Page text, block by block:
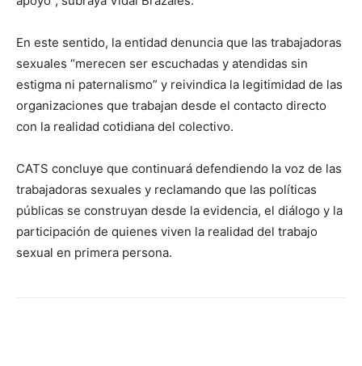
En este sentido, la entidad denuncia que las trabajadoras
sexuales “merecen ser escuchadas y atendidas sin
estigma ni paternalismo” y reivindica la legitimidad de las
organizaciones que trabajan desde el contacto directo
con la realidad cotidiana del colectivo.
CATS concluye que continuará defendiendo la voz de las
trabajadoras sexuales y reclamando que las políticas
públicas se construyan desde la evidencia, el diálogo y la
participación de quienes viven la realidad del trabajo
sexual en primera persona.